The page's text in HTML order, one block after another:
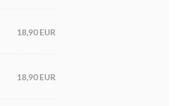
18,90 EUR
18,90 EUR